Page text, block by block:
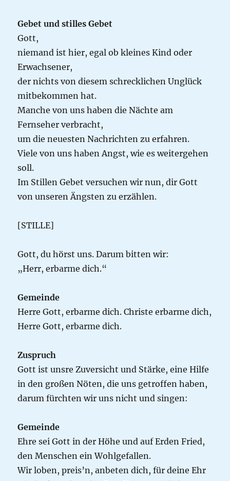
Gebet und stilles Gebet
Gott,
niemand ist hier, egal ob kleines Kind oder
Erwachsener,
der nichts von diesem schrecklichen Unglück
mitbekommen hat.
Manche von uns haben die Nächte am
Fernseher verbracht,
um die neuesten Nachrichten zu erfahren.
Viele von uns haben Angst, wie es weitergehen
soll.
Im Stillen Gebet versuchen wir nun, dir Gott
von unseren Ängsten zu erzählen.
[STILLE]
Gott, du hörst uns. Darum bitten wir:
„Herr, erbarme dich.“
Gemeinde
Herre Gott, erbarme dich. Christe erbarme dich,
Herre Gott, erbarme dich.
Zuspruch
Gott ist unsre Zuversicht und Stärke, eine Hilfe
in den großen Nöten, die uns getroffen haben,
darum fürchten wir uns nicht und singen:
Gemeinde
Ehre sei Gott in der Höhe und auf Erden Fried,
den Menschen ein Wohlgefallen.
Wir loben, preis’n, anbeten dich, für deine Ehr